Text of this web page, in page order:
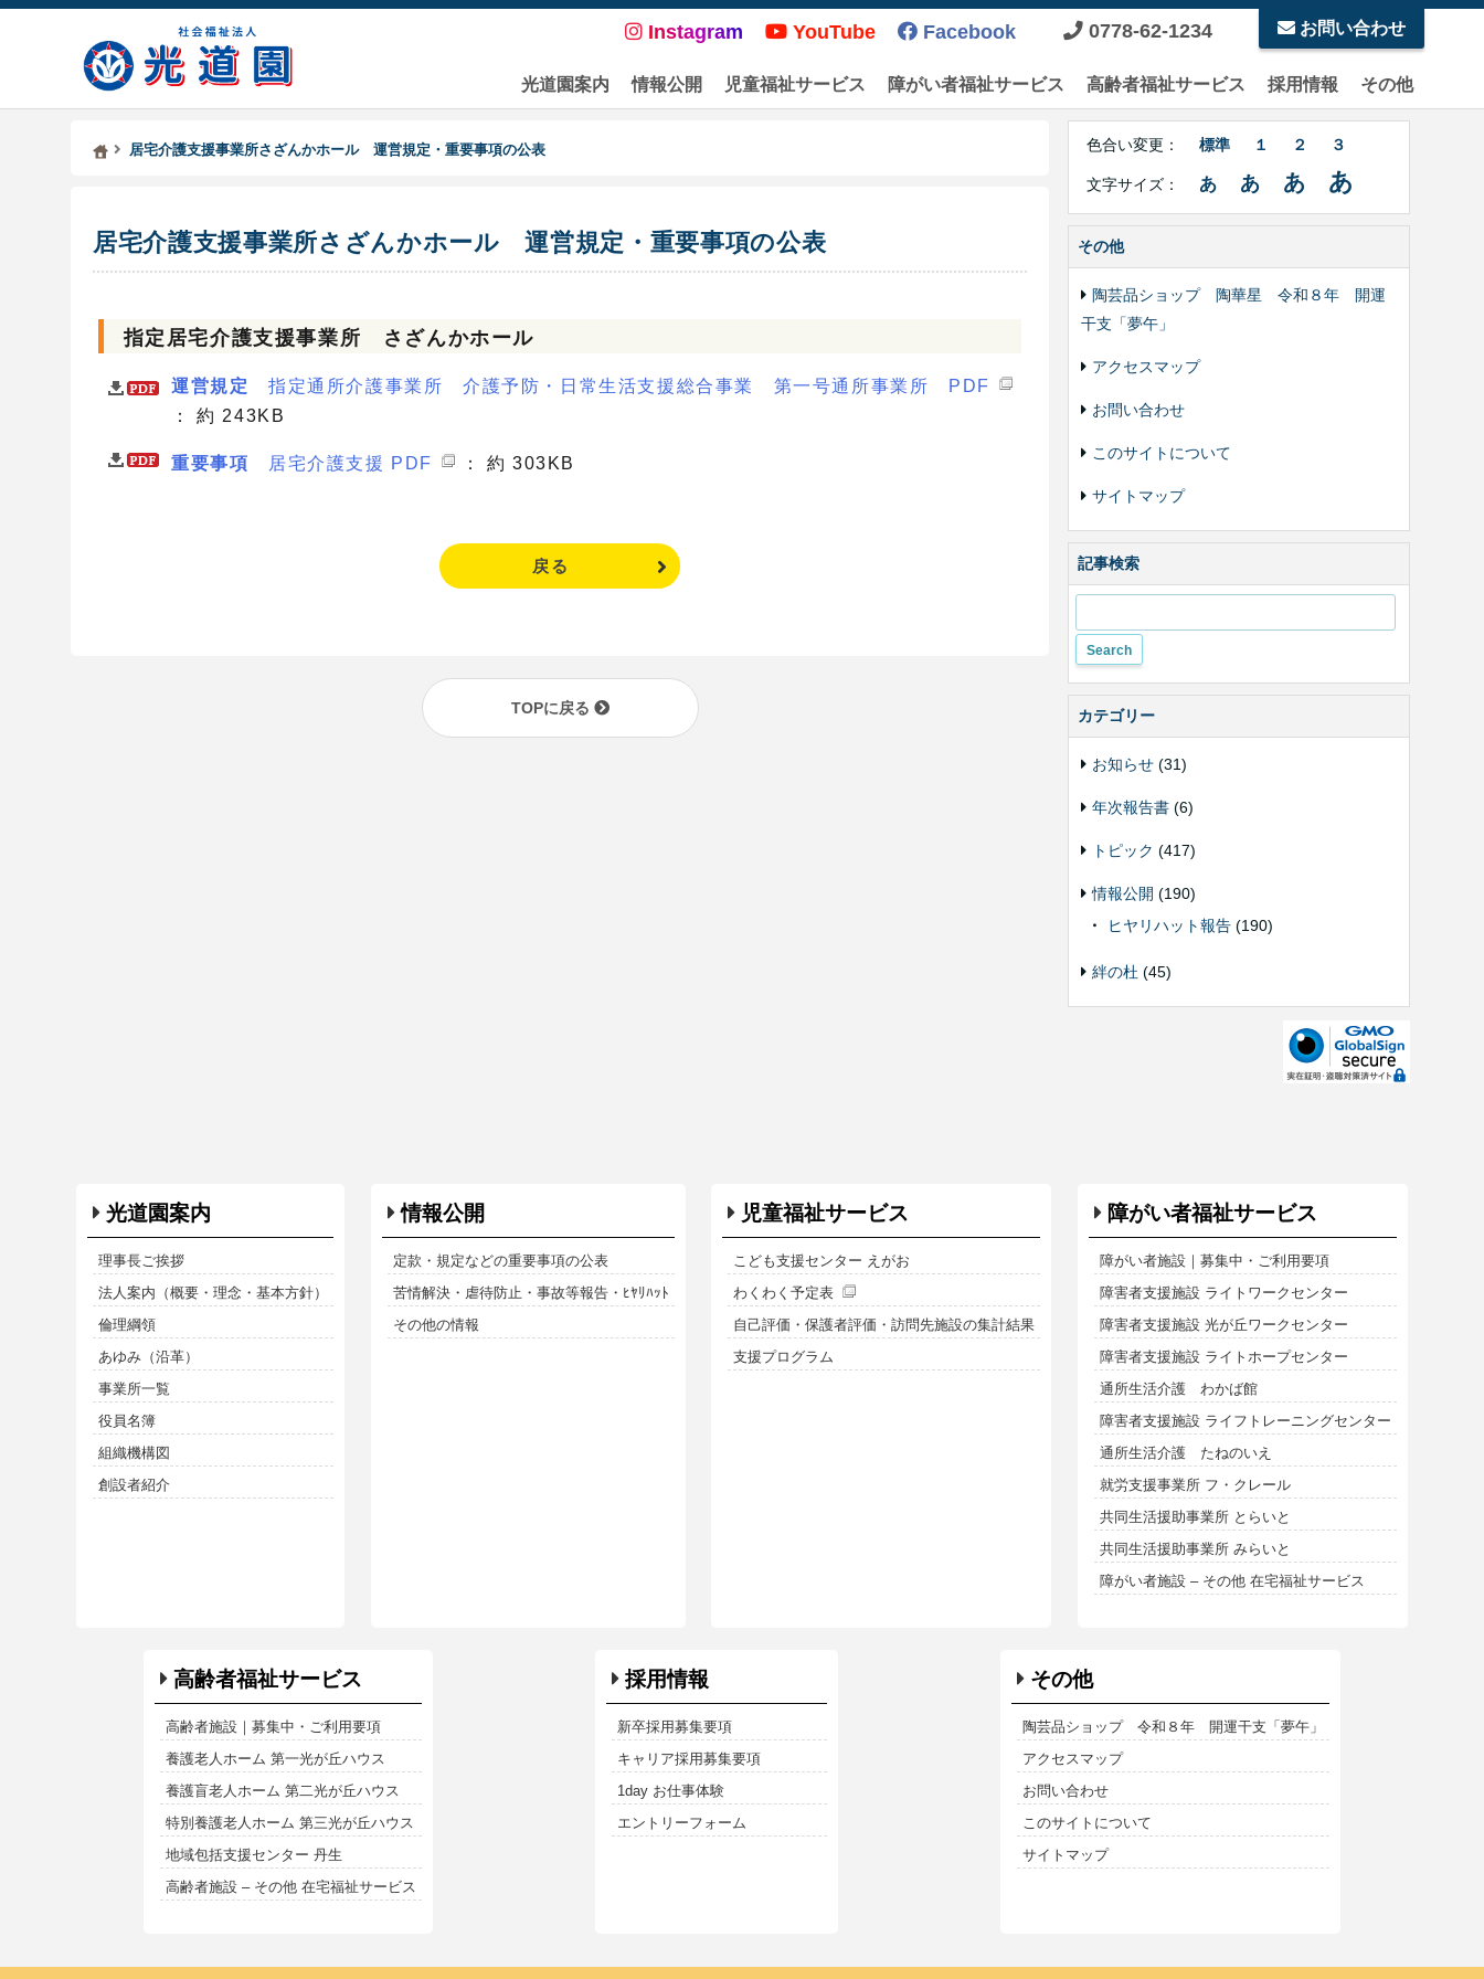
Instagram YouTube Facebook 0778-62-1234 お問い合わせ
光道園案内 情報公開 児童福祉サービス 障がい者福祉サービス 高齢者福祉サービス 採用情報 その他
社会福祉法人 光道園
居宅介護支援事業所さざんかホール 運営規定・重要事項の公表
居宅介護支援事業所さざんかホール 運営規定・重要事項の公表
指定居宅介護支援事業所 さざんかホール
運営規定
指定通所介護事業所 介護予防・日常生活支援総合事業 第一号通所事業所 PDF
： 約 243KB
重要事項 居宅介護支援 PDF ： 約 303KB
戻る
TOPに戻る
Right
Side
色
合
い
色合い変更： 標準 １ ２ ３
文字サイズ： あ あ あ あ
その他
陶芸品ショップ 陶華星 令和８年 開運
干支「夢午」
アクセスマップ
お問い合わせ
このサイトについて
サイトマップ
記事検索
カテゴリー
お知らせ (31)
年次報告書 (6)
トピック (417)
情報公開 (190)
ヒヤリハット報告 (190)
絆の杜 (45)
光道園案内
理事長ご挨拶
法人案内（概要・理念・基本方針）
倫理綱領
あゆみ（沿革）
事業所一覧
役員名簿
組織機構図
創設者紹介
情報公開
定款・規定などの重要事項の公表
苦情解決・虐待防止・事故等報告・ﾋﾔﾘﾊｯﾄ
その他の情報
児童福祉サービス
こども支援センター えがお
わくわく予定表
自己評価・保護者評価・訪問先施設の集計結果
支援プログラム
障がい者福祉サービス
障がい者施設｜募集中・ご利用要項
障害者支援施設 ライトワークセンター
障害者支援施設 光が丘ワークセンター
障害者支援施設 ライトホープセンター
通所生活介護 わかば館
障害者支援施設 ライフトレーニングセンター
通所生活介護 たねのいえ
就労支援事業所 フ・クレール
共同生活援助事業所 とらいと
共同生活援助事業所 みらいと
障がい者施設 – その他 在宅福祉サービス
高齢者福祉サービス
高齢者施設｜募集中・ご利用要項
養護老人ホーム 第一光が丘ハウス
養護盲老人ホーム 第二光が丘ハウス
特別養護老人ホーム 第三光が丘ハウス
地域包括支援センター 丹生
高齢者施設 – その他 在宅福祉サービス
採用情報
新卒採用募集要項
キャリア採用募集要項
1day お仕事体験
エントリーフォーム
その他
陶芸品ショップ 令和８年 開運干支「夢午」
アクセスマップ
お問い合わせ
このサイトについて
サイトマップ